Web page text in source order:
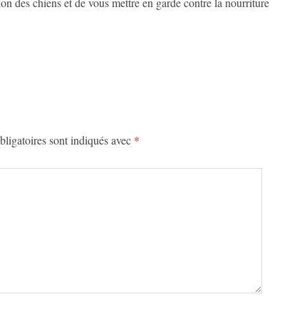
sont indiqués avec *